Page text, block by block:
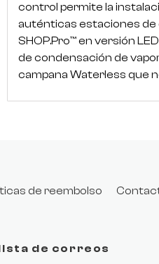
control permite la
auténticas estaciones de
SHOP.Pro™ en versión
de condensación de
campana Waterless que
de reembolso
de correos